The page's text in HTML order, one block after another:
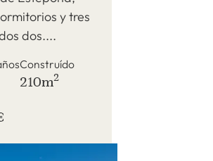
y tres
dos....
Construído
210m2